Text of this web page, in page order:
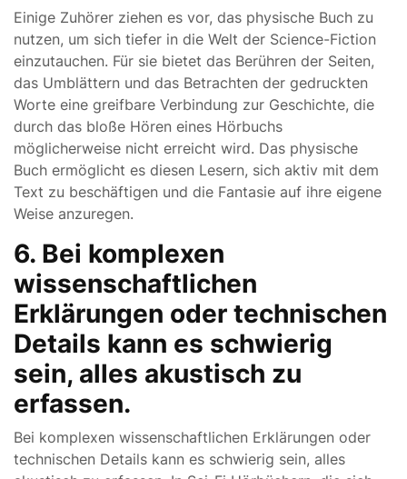
Einige Zuhörer ziehen es vor, das physische Buch zu
nutzen, um sich tiefer in die Welt der Science-Fiction
einzutauchen. Für sie bietet das Berühren der Seiten,
das Umblättern und das Betrachten der gedruckten
Worte eine greifbare Verbindung zur Geschichte, die
durch das bloße Hören eines Hörbuchs
möglicherweise nicht erreicht wird. Das physische
Buch ermöglicht es diesen Lesern, sich aktiv mit dem
Text zu beschäftigen und die Fantasie auf ihre eigene
Weise anzuregen.
6. Bei komplexen
wissenschaftlichen
Erklärungen oder technischen
Details kann es schwierig
sein, alles akustisch zu
erfassen.
Bei komplexen wissenschaftlichen Erklärungen oder
technischen Details kann es schwierig sein, alles